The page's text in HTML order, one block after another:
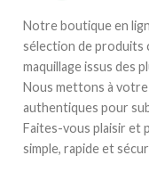
Notre boutique en
sélection de produits
maquillage issus des
Nous mettons à
authentiques pour
Faites-vous plaisir et
simple, rapide et